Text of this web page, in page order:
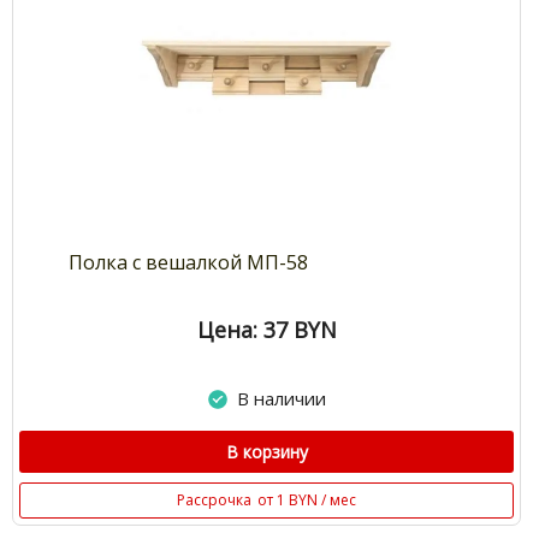
Полка с вешалкой МП-58
Цена: 37 BYN
В наличии
В корзину
Рассрочка от 1 BYN / мес